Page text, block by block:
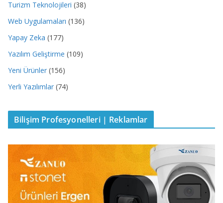
Turizm Teknolojileri (38)
Web Uygulamaları (136)
Yapay Zeka (177)
Yazılım Geliştirme (109)
Yeni Ürünler (156)
Yerli Yazılımlar (74)
Bilişim Profesyonelleri | Reklamlar